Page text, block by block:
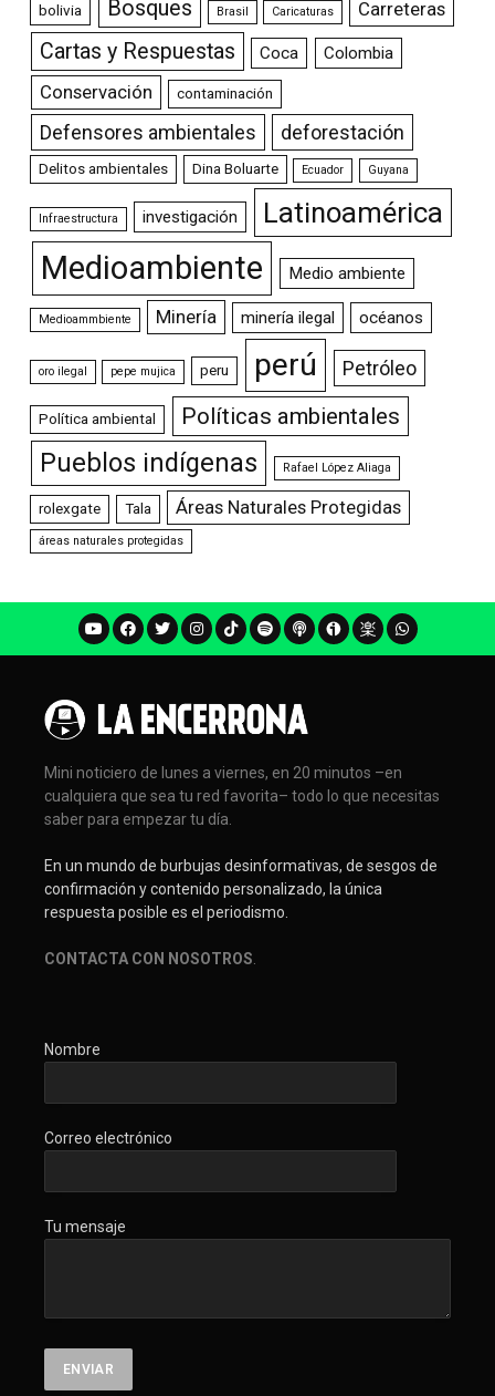
bolivia Bosques Brasil Caricaturas Carreteras
Cartas y Respuestas Coca Colombia
Conservación contaminación
Defensores ambientales deforestación
Delitos ambientales Dina Boluarte Ecuador Guyana
Infraestructura investigación Latinoamérica
Medioambiente Medio ambiente
Medioammbiente Minería minería ilegal océanos
oro ilegal pepe mujica peru perú Petróleo
Política ambiental Políticas ambientales
Pueblos indígenas Rafael López Aliaga
rolexgate Tala Áreas Naturales Protegidas
áreas naturales protegidas
Mini noticiero de lunes a viernes, en 20 minutos –en
cualquiera que sea tu red favorita– todo lo que necesitas
saber para empezar tu día.
En un mundo de burbujas desinformativas, de sesgos de
confirmación y contenido personalizado, la única
respuesta posible es el periodismo.
CONTACTA CON NOSOTROS.
Nombre
Correo electrónico
Tu mensaje